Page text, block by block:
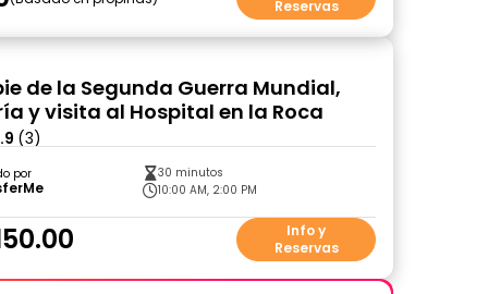
Reservas
de la Segunda Guerra Mundial,
y visita al Hospital en la Roca
(3)
por
30 minutos
10:00 AM, 2:00 PM
Info y
Reservas